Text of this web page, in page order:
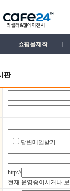
쇼핑몰제작
판
답변메일받기
http://
현재 운영중이시거나